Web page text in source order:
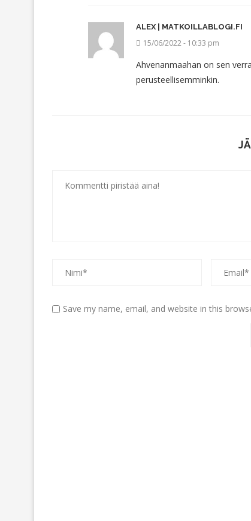
ALEX | MATKOILLABLOGI.FI
15/06/2022 - 10:33 pm
Ahvenanmaahan on sen
perusteellisemminkin.
Save my name, email, and website in this